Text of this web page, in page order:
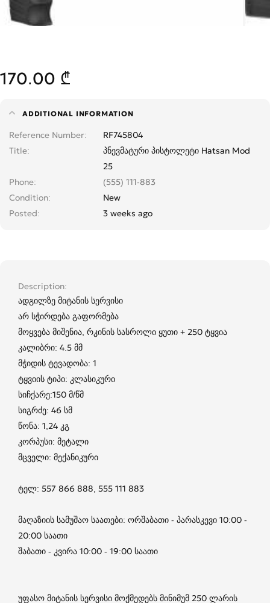
170.00 ₾
ADDITIONAL INFORMATION
Reference Number
RF745804
Title
პნევმატური პისტოლეტი Hatsan Mod
25
Phone
(555) 111-883
Condition
New
Posted
3 weeks ago
Description
ადგილზე მიტანის სერვისი
არ სჭირდება გაფორმება
მოყვება მიშენია, რკინის სასროლი ყუთი + 250 ტყვია
კალიბრი: 4.5 მმ
მჭიდის ტევადობა: 1
ტყვიის ტიპი: კლასიკური
სიჩქარე:150 მ/წმ
სიგრძე: 46 სმ
წონა: 1,24 კგ
კორპუსი: მეტალი
მცველი: მექანიკური
ტელ: 557 866 888, 555 111 883
მაღაზიის სამუშაო საათები: ორშაბათი - პარასკევი 10:00 -
20:00 საათი
შაბათი - კვირა 10:00 - 19:00 საათი
უფასო მიტანის სერვისი მოქმედებს მინიმუმ 250 ლარის